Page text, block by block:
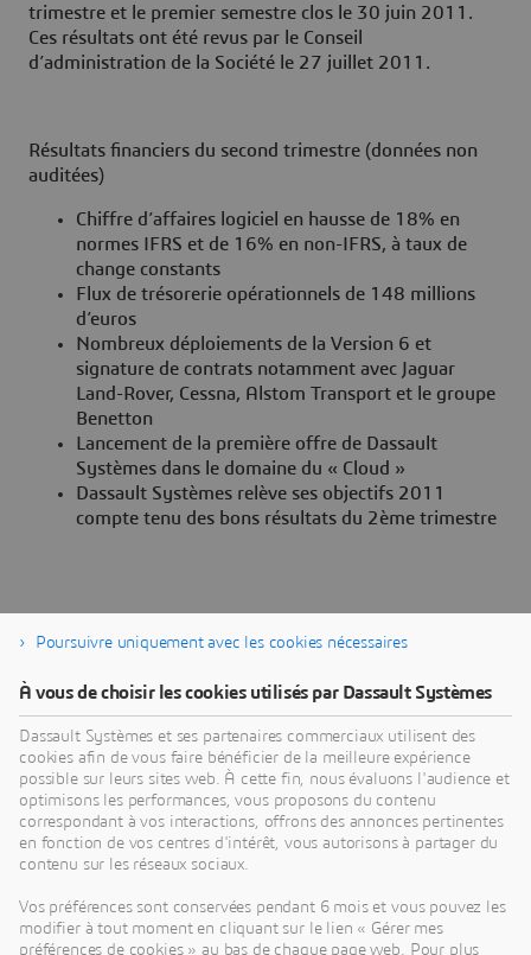
trimestre et le premier semestre clos le 30 juin 2011.
Ces résultats ont été revus par le Conseil
d’administration de la Société le 27 juillet 2011.
Résultats financiers du second trimestre (données non
auditées)
Chiffre d’affaires logiciel en hausse de 18% en
normes IFRS et de 16% en non-IFRS, à taux de
change constants
Flux de trésorerie opérationnels de 148 millions
d’euros
Nombreux déploiements de la Version 6 et
signature de contrats notamment avec Jaguar
Land-Rover, Cessna, Alstom Transport et le groupe
Benetton
Lancement de la première offre de Dassault
Systèmes dans le domaine du « Cloud »
Dassault Systèmes relève ses objectifs 2011
compte tenu des bons résultats du 2ème trimestre
À propos de Dassault Systèmes
Dassault Systèmes est un accélérateur de progrès
humain. Depuis 1981, l'entreprise est pionnière
dans la création de mondes virtuels pour améliorer
la vie réelle des consommateurs, des patients et
3DEXPERIENCE, ses jumeaux virtuels augmentés
Poursuivre uniquement avec les cookies nécessaires
À vous de choisir les cookies utilisés par Dassault Systèmes
Dassault Systèmes et ses partenaires commerciaux utilisent des
cookies afin de vous faire bénéficier de la meilleure expérience
possible sur leurs sites web. À cette fin, nous évaluons l'audience et
optimisons les performances, vous proposons du contenu
correspondant à vos interactions, offrons des annonces pertinentes
en fonction de vos centres d'intérêt, vous autorisons à partager du
contenu sur les réseaux sociaux.
Vos préférences sont conservées pendant 6 mois et vous pouvez les
modifier à tout moment en cliquant sur le lien « Gérer mes
préférences de cookies » au bas de chaque page web. Pour plus